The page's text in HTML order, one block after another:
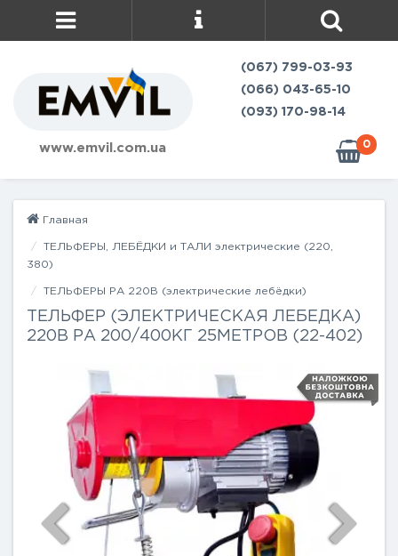
www.emvil.com.ua
(067) 799-03-93
(066) 043-65-10
(093) 170-98-14
0
Главная
ТЕЛЬФЕРЫ, ЛЕБЁДКИ и ТАЛИ электрические (220,
380)
ТЕЛЬФЕРЫ РА 220В (электрические лебёдки)
ТЕЛЬФЕР (ЭЛЕКТРИЧЕСКАЯ ЛЕБЕДКА)
220В РА 200/400КГ 25МЕТРОВ (22-402)